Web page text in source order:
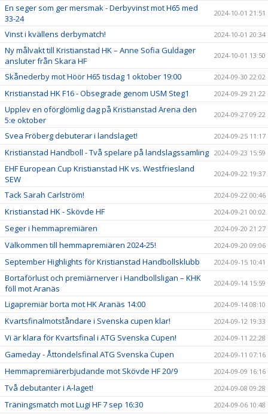
En seger som ger mersmak - Derbyvinst mot H65 med
33-24
2024-10-01 21:51
Vinst i kvällens derbymatch! 2024-10-01 20:34
Ny målvakt till Kristianstad HK – Anne Sofia Guldager
ansluter från Skara HF
2024-10-01 13:50
Skånederby mot Höör H65 tisdag 1 oktober 19:00 2024-09-30 22:02
Kristianstad HK F16 - Obsegrade genom USM Steg1 2024-09-29 21:22
Upplev en oförglömlig dag på Kristianstad Arena den
5:e oktober
2024-09-27 09:22
Svea Fröberg debuterar i landslaget! 2024-09-25 11:17
Kristianstad Handboll - Två spelare på landslagssamling 2024-09-23 15:59
EHF European Cup Kristianstad HK vs. Westfriesland
SEW
2024-09-22 19:37
Tack Sarah Carlström! 2024-09-22 00:46
Kristianstad HK - Skövde HF 2024-09-21 00:02
Seger i hemmapremiären 2024-09-20 21:27
Välkommen till hemmapremiären 2024-25! 2024-09-20 09:06
September Highlights för Kristianstad Handbollsklubb 2024-09-15 10:41
Bortaförlust och premiärnerver i Handbollsligan – KHK
föll mot Aranäs
2024-09-14 15:59
Ligapremiär borta mot HK Aranäs 14:00 2024-09-14 08:10
Kvartsfinalmotståndare i Svenska cupen klar! 2024-09-12 19:33
Vi är klara för Kvartsfinal i ATG Svenska Cupen! 2024-09-11 22:28
Gameday - Åttondelsfinal ATG Svenska Cupen 2024-09-11 07:16
Hemmapremiärerbjudande mot Skövde HF 20/9 2024-09-09 16:16
Två debutanter i A-laget! 2024-09-08 09:28
Träningsmatch mot Lugi HF 7 sep 16:30 2024-09-06 10:48